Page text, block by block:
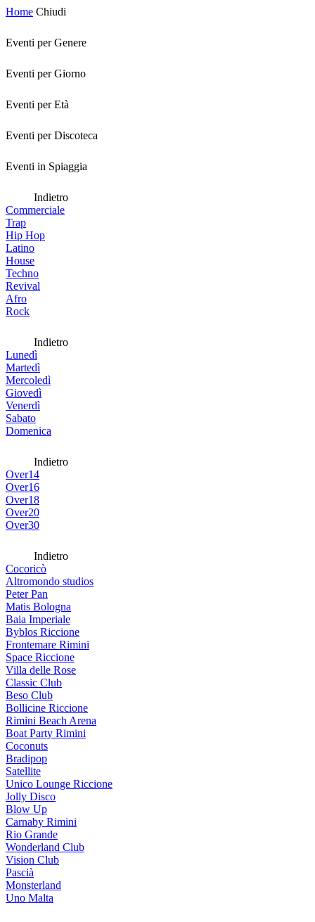
Home Chiudi
Eventi per Genere
Eventi per Giorno
Eventi per Età
Eventi per Discoteca
Eventi in Spiaggia
Indietro
Commerciale
Trap
Hip Hop
Latino
House
Techno
Revival
Afro
Rock
Indietro
Lunedì
Martedì
Mercoledì
Giovedì
Venerdì
Sabato
Domenica
Indietro
Over14
Over16
Over18
Over20
Over30
Indietro
Cocoricò
Altromondo studios
Peter Pan
Matis Bologna
Baia Imperiale
Byblos Riccione
Frontemare Rimini
Space Riccione
Villa delle Rose
Classic Club
Beso Club
Bollicine Riccione
Rimini Beach Arena
Boat Party Rimini
Coconuts
Bradipop
Satellite
Unico Lounge Riccione
Jolly Disco
Blow Up
Carnaby Rimini
Rio Grande
Wonderland Club
Vision Club
Pascià
Monsterland
Uno Malta